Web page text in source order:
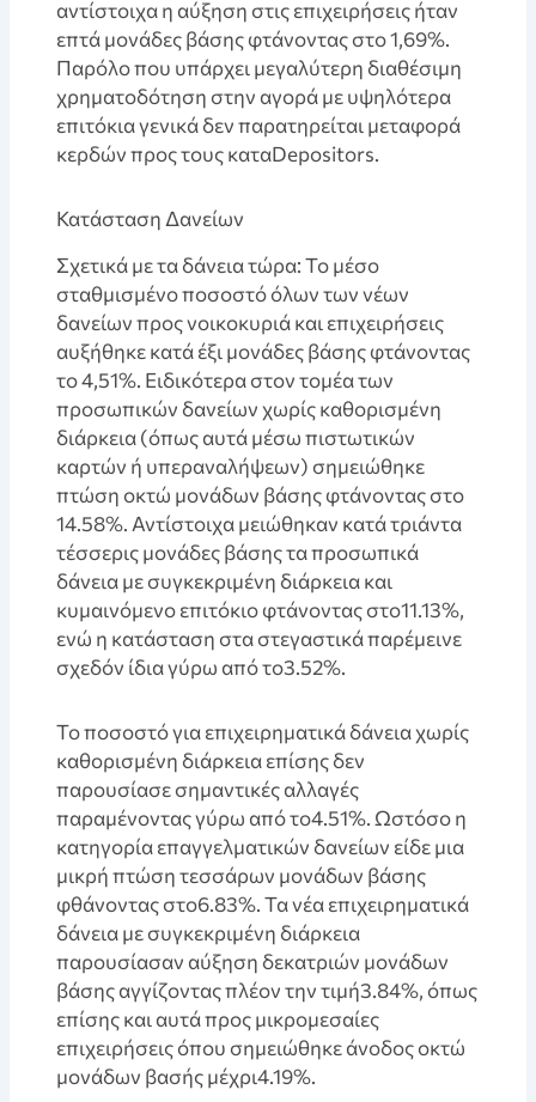
αντίστοιχα η αύξηση στις επιχειρήσεις ήταν
επτά μονάδες βάσης φτάνοντας στο 1,69%.
Παρόλο που υπάρχει μεγαλύτερη διαθέσιμη
χρηματοδότηση στην αγορά με υψηλότερα
επιτόκια γενικά δεν παρατηρείται μεταφορά
κερδών προς τους καταDepositors.
Κατάσταση Δανείων
Σχετικά με τα δάνεια τώρα: Το μέσο
σταθμισμένο ποσοστό όλων των νέων
δανείων προς νοικοκυριά και επιχειρήσεις
αυξήθηκε κατά έξι μονάδες βάσης φτάνοντας
το 4,51%. Ειδικότερα στον τομέα των
προσωπικών δανείων χωρίς καθορισμένη
διάρκεια (όπως αυτά μέσω πιστωτικών
καρτών ή υπεραναλήψεων) σημειώθηκε
πτώση οκτώ μονάδων βάσης φτάνοντας στο
14.58%. Αντίστοιχα μειώθηκαν κατά τριάντα
τέσσερις μονάδες βάσης τα προσωπικά
δάνεια με συγκεκριμένη διάρκεια και
κυμαινόμενο επιτόκιο φτάνοντας στο11.13%,
ενώ η κατάσταση στα στεγαστικά παρέμεινε
σχεδόν ίδια γύρω από το3.52%.
Το ποσοστό για επιχειρηματικά δάνεια χωρίς
καθορισμένη διάρκεια επίσης δεν
παρουσίασε σημαντικές αλλαγές
παραμένοντας γύρω από το4.51%. Ωστόσο η
κατηγορία επαγγελματικών δανείων είδε μια
μικρή πτώση τεσσάρων μονάδων βάσης
φθάνοντας στο6.83%. Τα νέα επιχειρηματικά
δάνεια με συγκεκριμένη διάρκεια
παρουσίασαν αύξηση δεκατριών μονάδων
βάσης αγγίζοντας πλέον την τιμή3.84%, όπως
επίσης και αυτά προς μικρομεσαίες
επιχειρήσεις όπου σημειώθηκε άνοδος οκτώ
μονάδων βασής μέχρι4.19%.